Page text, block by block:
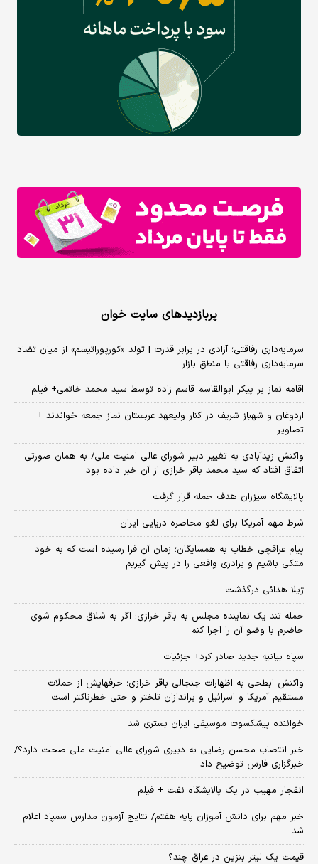
پربازدیدهای سایت خوان
سرمایه‌داری رفاقتی؛ آزادی در برابر قدرت | تولد «کورپوراتیسم» از میان تضاد
سرمایه‌داری رفاقتی با منطق بازار
اقامه نماز بر پیکر ابوالقاسم قاسم زاده توسط سید محمد خاتمی+ فیلم
اردوغان و شهباز شریف در کنار ولیعهد عربستان نماز جمعه خواندند +
تصاویر
واکنش زیدآبادی به تغییر دبیر شورای عالی امنیت ملی/ به همان صورتی
اتفاق افتاد که سید محمد باقر خرازی از آن خبر داده بود
پالایشگاه سیزران هدف حمله قرار گرفت
شرط مهم آمریکا برای لغو محاصره دریایی ایران
پیام عراقچی خطاب به همسایگان؛ زمان آن فرا رسیده است که به خود
متکی باشیم و برادری واقعی را در پیش گیریم
ژیلا هدائی درگذشت
حمله تند یک نماینده مجلس به باقر خرازی: اگر به شلاق محکوم شوی
حاضرم با وضو آن را اجرا کنم
سپاه بیانیه جدید صادر کرد+ جزئیات
واکنش ابطحی به اظهارات جنجالی باقر خرازی؛ حرفهایش از حملات
مستقیم آمریکا و اسرائیل و براندازان تلختر و حتی خطرناکتر است
خواننده پیشکسوت موسیقی ایران بستری شد
خبر انتصاب محسن رضایی به دبیری شورای عالی امنیت ملی صحت دارد؟/
خبرگزاری فارس توضیح داد
انفجار مهیب در یک پالایشگاه نفت + فیلم
خبر مهم برای دانش آموزان پایه هفتم/ نتایج آزمون مدارس سمپاد اعلام
شد
قیمت یک لیتر بنزین در عراق چند؟